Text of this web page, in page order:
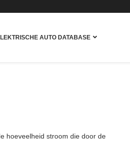
AUTO DATABASE
hoeveelheid stroom die door de